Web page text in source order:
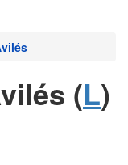
(L)